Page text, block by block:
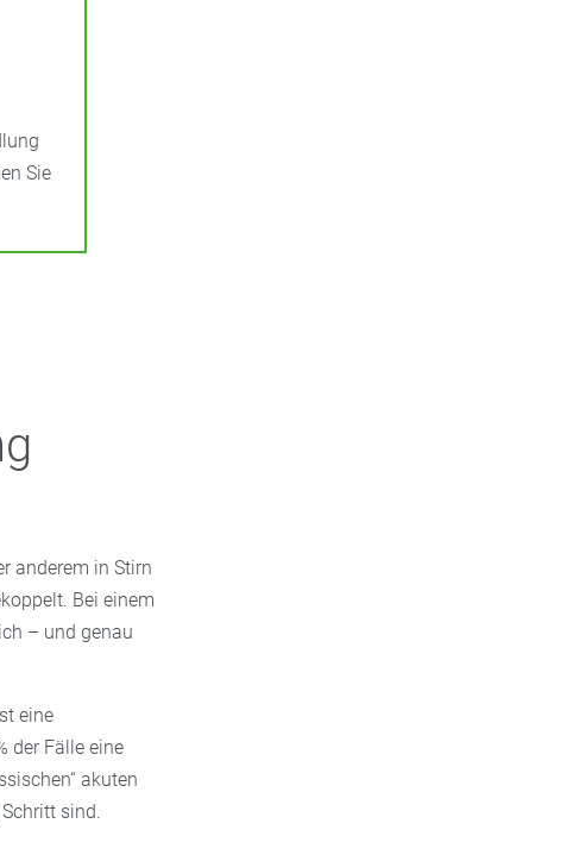
Sie
anderem in Stirn
Bei einem
– und genau
eine
der Fälle eine
akuten
sind.